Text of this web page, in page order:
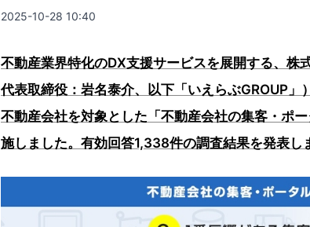
2025-10-28 10:40
不動産業界特化のDX支援サービスを展開する、株
代表取締役：岩名泰介、以下「いえらぶGROUP
不動産会社を対象とした「不動産会社の集客・ポ
施しました。有効回答1,338件の調査結果を発表し